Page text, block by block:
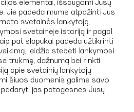
Jie padeda mums atpažinti Jus
svetainės lankytoją,
svetainėje istoriją ir pagal
pat slapukai padeda užtikrinti
leidžia stebėti lankymosi
trukmę, dažnumą bei rinkti
apie svetainių lankytojų
šiuos duomenis galime savo
jas patogesnes Jūsų